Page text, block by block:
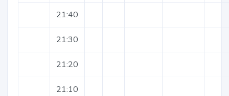
21:40
21:30
21:20
21:10